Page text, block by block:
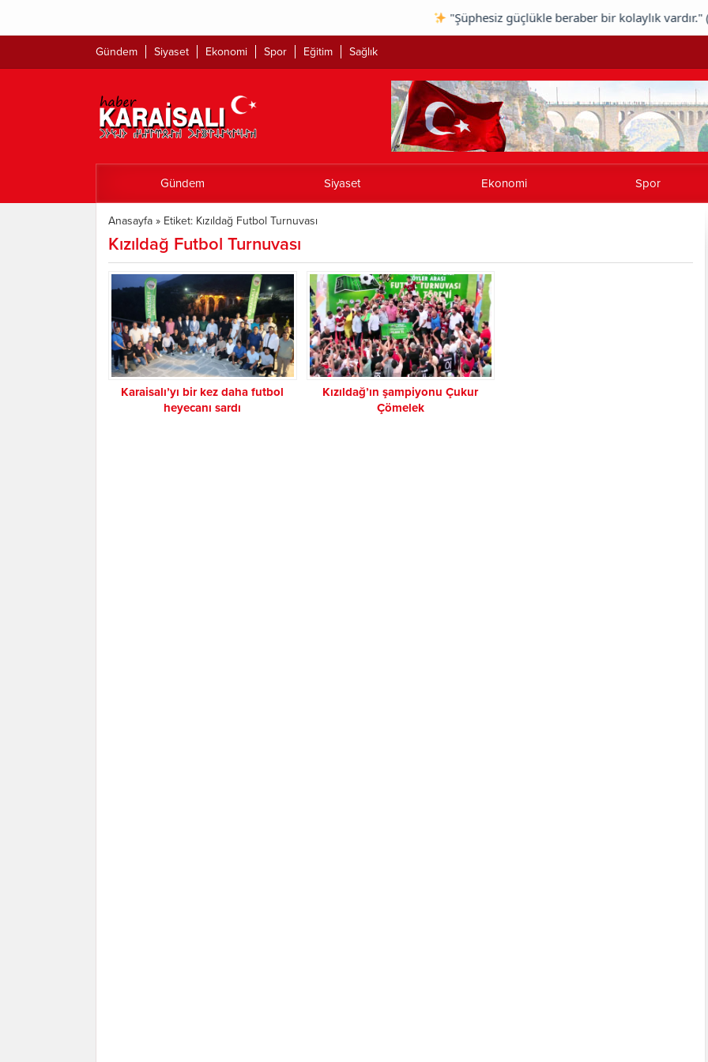
"Şüphesiz güçlükle beraber bir kolaylık vardır."
Gündem Siyaset Ekonomi Spor Eğitim Sağlık
Gündem Siyaset Ekonomi Spor
Anasayfa » Etiket: Kızıldağ Futbol Turnuvası
Kızıldağ Futbol Turnuvası
Karaisalı’yı bir kez daha futbol
heyecanı sardı
Kızıldağ’ın şampiyonu Çukur
Çömelek